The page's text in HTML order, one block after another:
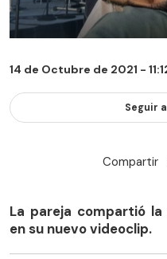
14 de Octubre de 2021 -
Seguir
Compartir
La pareja compartió
en su nuevo videoclip.